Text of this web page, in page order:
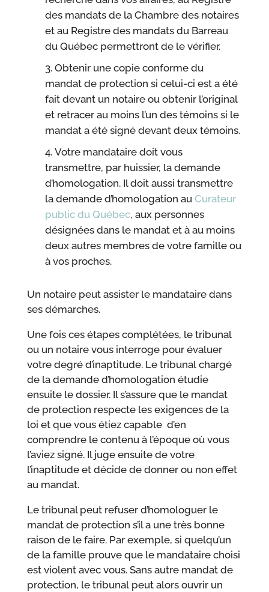
des mandats de la Chambre des notaires
et au Registre des mandats du Barreau
du Québec permettront de le vérifier.
Obtenir une copie conforme du
mandat de protection si celui-ci est a été
fait devant un notaire ou obtenir l’original
et retracer au moins l’un des témoins si le
mandat a été signé devant deux témoins.
Votre mandataire doit vous
transmettre, par huissier, la demande
d’homologation. Il doit aussi transmettre
la demande d’homologation au Curateur
public du Québec, aux personnes
désignées dans le mandat et à au moins
deux autres membres de votre famille ou
à vos proches.
Un notaire peut assister le mandataire dans
ses démarches.
Une fois ces étapes complétées, le tribunal
ou un notaire vous interroge pour évaluer
votre degré d’inaptitude. Le tribunal chargé
de la demande d’homologation étudie
ensuite le dossier. Il s’assure que le mandat
de protection respecte les exigences de la
loi et que vous étiez capable d’en
comprendre le contenu à l’époque où vous
l’aviez signé. Il juge ensuite de votre
l’inaptitude et décide de donner ou non effet
au mandat.
Le tribunal peut refuser d’homologuer le
mandat de protection s’il a une très bonne
raison de le faire. Par exemple, si quelqu’un
de la famille prouve que le mandataire choisi
est violent avec vous. Sans autre mandat de
protection, le tribunal peut alors ouvrir un